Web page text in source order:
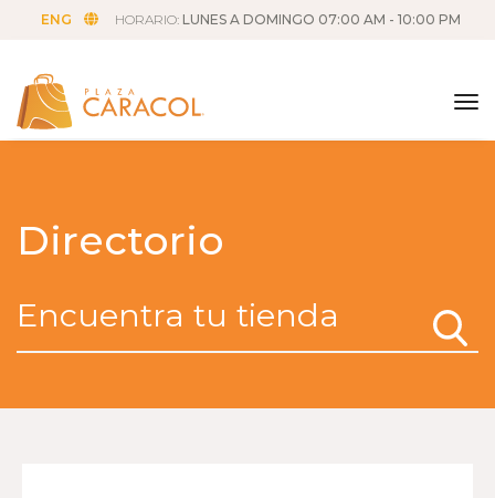
ENG HORARIO: LUNES A DOMINGO 07:00 AM - 10:00 PM
Directorio